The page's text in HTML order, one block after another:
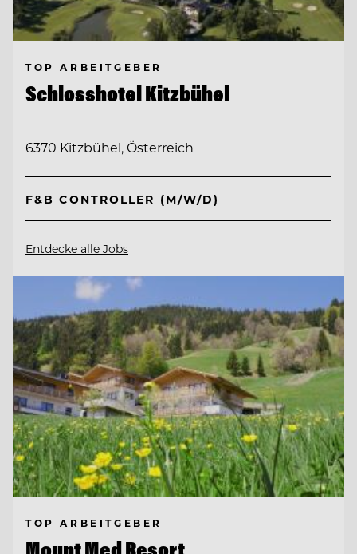
TOP ARBEITGEBER
Schlosshotel Kitzbühel
6370 Kitzbühel, Österreich
F&B CONTROLLER (M/W/D)
Entdecke alle Jobs
TOP ARBEITGEBER